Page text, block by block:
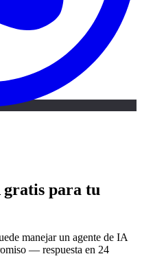
gratis para tu
manejar un agente de IA
— respuesta en 24